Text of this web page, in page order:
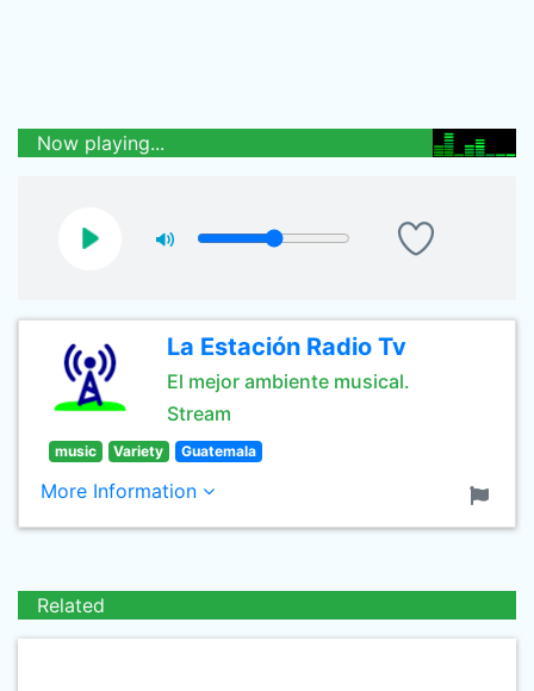
Now playing...
La Estación Radio Tv
El mejor ambiente musical.
Stream
music Variety Guatemala
More Information
Related